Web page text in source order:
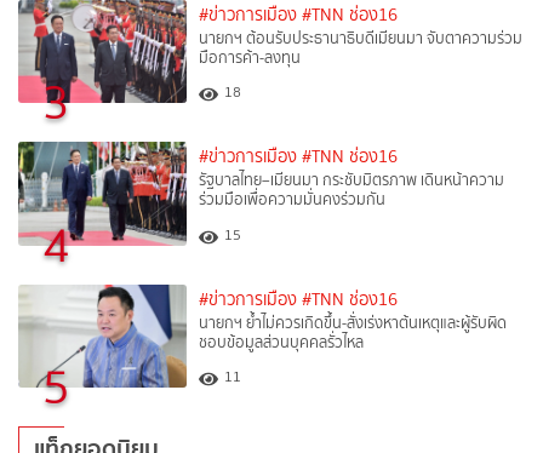
3
#ข่าวการเมือง #TNN ช่อง16
นายกฯ ต้อนรับประธานาธิบดีเมียนมา จับตาความร่วม
มือการค้า-ลงทุน
18
4
#ข่าวการเมือง #TNN ช่อง16
รัฐบาลไทย–เมียนมา กระชับมิตรภาพ เดินหน้าความ
ร่วมมือเพื่อความมั่นคงร่วมกัน
15
5
#ข่าวการเมือง #TNN ช่อง16
นายกฯ ย้ำไม่ควรเกิดขึ้น-สั่งเร่งหาต้นเหตุและผู้รับผิด
ชอบข้อมูลส่วนบุคคลรั่วไหล
11